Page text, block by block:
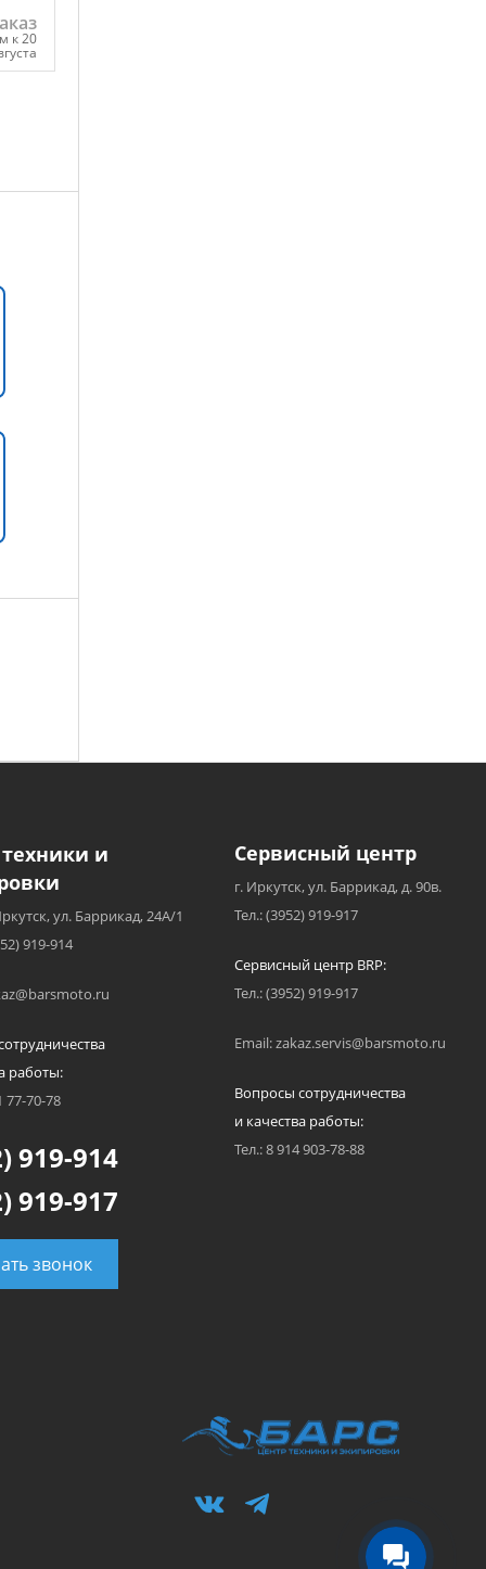
к 20
и
ул. Баррикад, 24А/1
919-914
работы:
77-70-78
919-914
919-917
звонок
Сервисный центр
г. Иркутск, ул. Баррикад, д. 90в.
Тел.: (3952) 919-917
Сервисный центр BRP:
Тел.: (3952) 919-917
Email: zakaz.servis@barsmoto.ru
Вопросы сотрудничества
и качества работы:
Тел.: 8 914 903-78-88